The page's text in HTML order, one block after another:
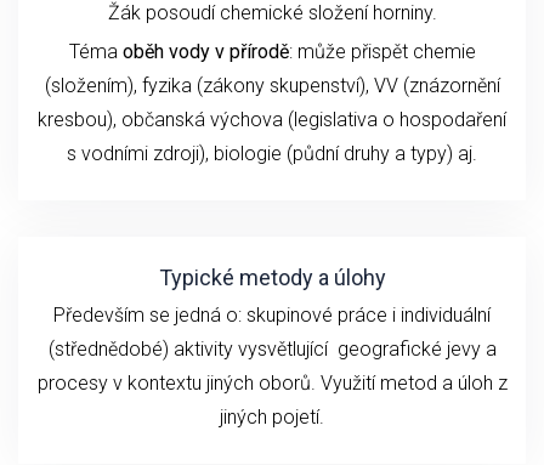
Žák posoudí chemické složení horniny.
Téma oběh vody v přírodě: může přispět chemie
(složením), fyzika (zákony skupenství), VV (znázornění
kresbou), občanská výchova (legislativa o hospodaření
s vodními zdroji), biologie (půdní druhy a typy) aj.
Typické metody a úlohy
Především se jedná o: skupinové práce i individuální
(střednědobé) aktivity vysvětlující geografické jevy a
procesy v kontextu jiných oborů. Využití metod a úloh z
jiných pojetí.